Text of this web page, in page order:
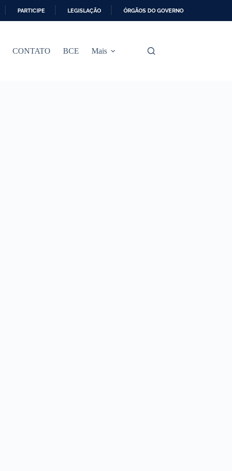
PARTICIPE LEGISLAÇÃO ÓRGÃOS DO GOVERNO
CONTATO BCE Mais